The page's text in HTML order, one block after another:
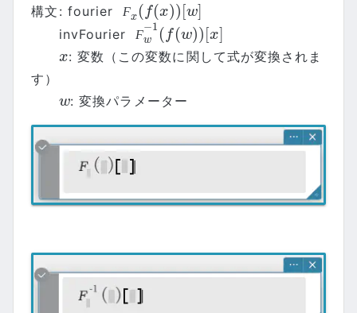
構文: fourier Ϝx ( f(x)) [w]
Ϝx( (x))[w ]
invFourier
Ϝ
−1
w ( f(w)) [x]
Ϝw−1 (f(w) )[ x]
x
x : 変数（この変数に関して式が変換されま
す）
w
w: 変換パラメーター